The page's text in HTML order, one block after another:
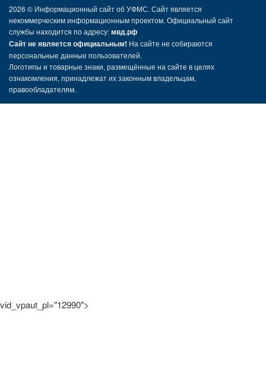
2026 © Информационный сайт об УФМС. Сайт является
некоммерческим информационным проектом. Официальный сайт
службы находится по адресу:мвд.рф
Сайт не является официальным! На сайте не собираются
персональные данные пользователей.
Логотипы и товарные знаки, размещённые на сайте в целях
ознакомления, принадлежат их законным владельцам,
правообладателям.
vid_vpaut_pl="12990">